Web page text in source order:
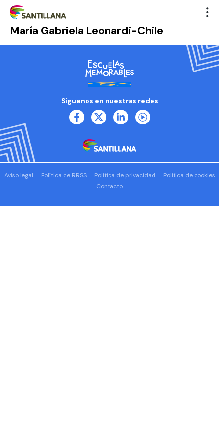
María Gabriela Leonardi-Chile
Síguenos en nuestras redes
Aviso legal Política de RRSS Política de privacidad
Política de cookies
Contacto